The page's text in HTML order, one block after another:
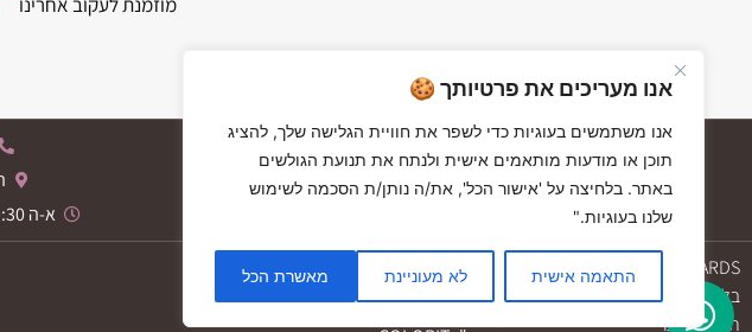
אנו מעריכים את פרטיותך 🍪
אנו משתמשים בעוגיות כדי לשפר את חוויית הגלישה שלך, להציג
תוכן או מודעות מותאמים אישית ולנתח את תנועת הגולשים
באתר. בלחיצה על 'אישור הכל', את/ה נותן/ת הסכמה לשימוש
שלנו בעוגיות."
התאמה אישית לא מעוניינת מאשרת הכל
א-ה 09:30-19:30, ו 09:30-13:30
GIFT CARDS
בלוג
תקנון האתר
יצירת קשר
GIFT CARDS
© כל הזכויות שמורות ל"בהדרך"